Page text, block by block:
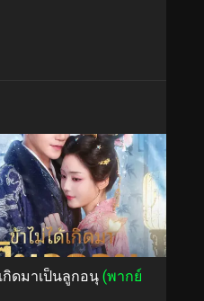
กิดมาเป็นลูกอนุ (พากย์